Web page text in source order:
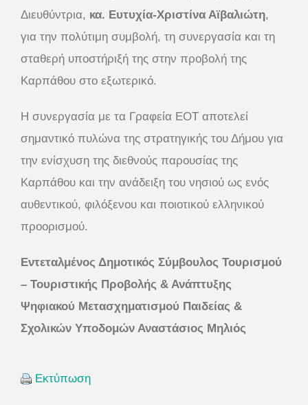
Διευθύντρια, κα. Ευτυχία-Χριστίνα Αϊβαλιώτη,
για την πολύτιμη συμβολή, τη συνεργασία και τη
σταθερή υποστήριξή της στην προβολή της
Καρπάθου στο εξωτερικό.
Η συνεργασία με τα Γραφεία ΕΟΤ αποτελεί
σημαντικό πυλώνα της στρατηγικής του Δήμου για
την ενίσχυση της διεθνούς παρουσίας της
Καρπάθου και την ανάδειξη του νησιού ως ενός
αυθεντικού, φιλόξενου και ποιοτικού ελληνικού
προορισμού.
Εντεταλμένος Δημοτικός Σύμβουλος Τουρισμού
– Τουριστικής Προβολής & Ανάπτυξης
Ψηφιακού Μετασχηματισμού Παιδείας &
Σχολικών Υποδομών Αναστάσιος Μηλιός
Εκτύπωση